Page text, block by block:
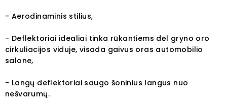
- Aerodinaminis stilius,
- Deflektoriai idealiai tinka rūkantiems dėl gryno oro
cirkuliacijos viduje, visada gaivus oras automobilio
salone,
- Langų deflektoriai saugo šoninius langus nuo
nešvarumų.